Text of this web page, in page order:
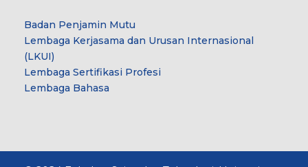
Badan Penjamin Mutu
Lembaga Kerjasama dan Urusan Internasional
(LKUI)
Lembaga Sertifikasi Profesi
Lembaga Bahasa